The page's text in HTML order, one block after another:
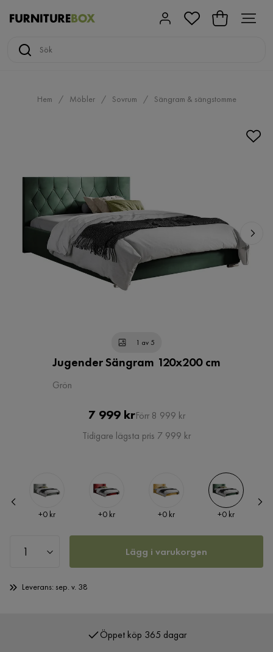
Hem Möbler Sovrum Sängram & sängstomme
1 av 5
Jugender Sängram 120x200 cm
Grön
Pris
7 999 krOriginal
Pris
Förr 8 999 kr
Tidigare lägsta pris 7 999 kr
Pris
+0 kr Pris
+0 kr Pris
+0 kr Pris
+0 kr
Lägg i varukorgen
Leverans: sep. v. 38
Över 400 000 nöjda kunder